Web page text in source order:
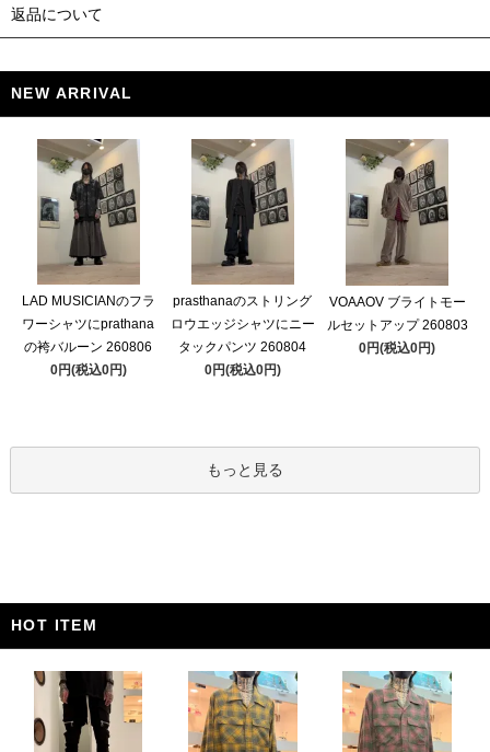
返品について
NEW ARRIVAL
LAD MUSICIANのフラ
ワーシャツにprathana
の袴バルーン 260806
0円(税込0円)
prasthanaのストリング
ロウエッジシャツにニー
タックパンツ 260804
0円(税込0円)
VOAAOV ブライトモー
ルセットアップ 260803
0円(税込0円)
もっと見る
HOT ITEM